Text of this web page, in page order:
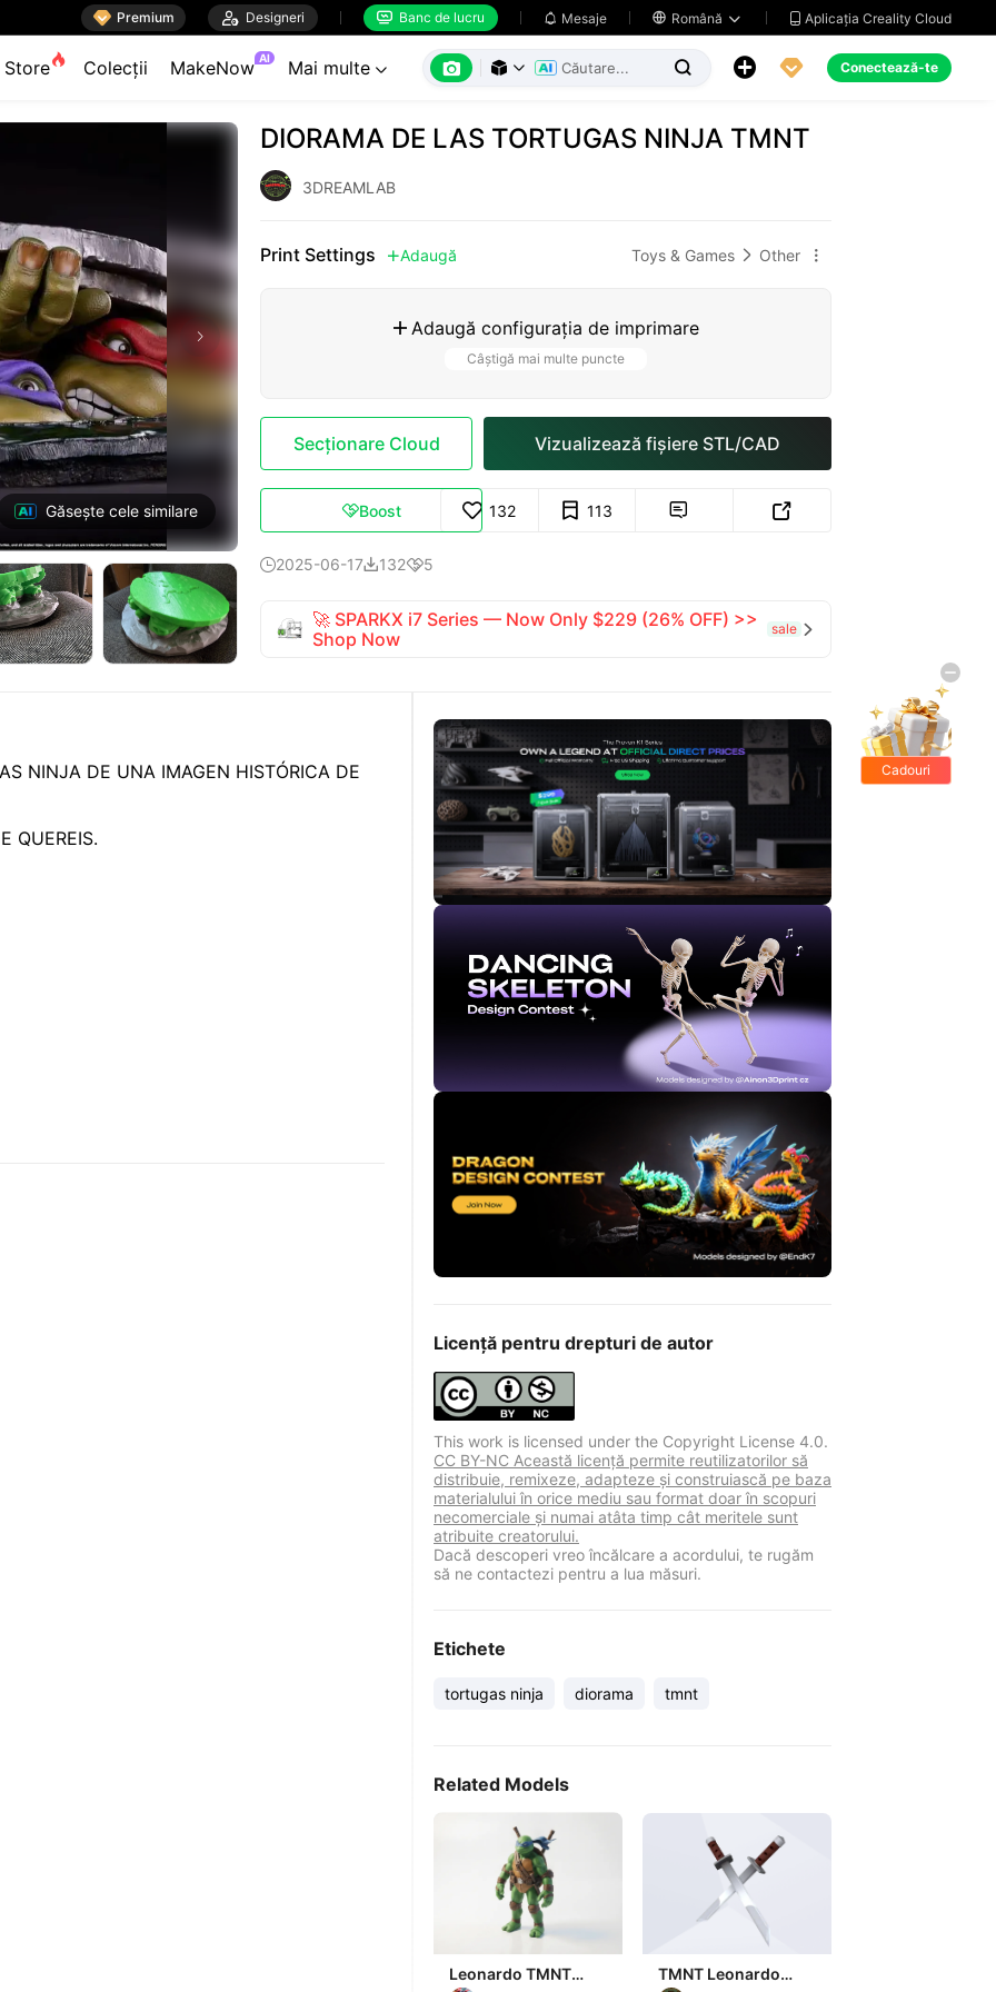
 Premium  Designeri  Banc de lucru  Mesaje  Română   Aplicația Creality Cloud
Store Colecții MakeNow AI Mai multe        Conectează-te
Găsește cele similare
DIORAMA DE LAS TORTUGAS NINJA TMNT
3DREAMLAB
Print Settings Adaugă Toys & Games  Other 
 Adaugă configurația de imprimare
Câștigă mai multe puncte
Secționare Cloud Vizualizează fișiere STL/CAD
Boost 132 113  
2025-06-171325
🚀 SPARKX i7 Series — Now Only $229 (26% OFF) >>
Shop Now
sale 
NINJA DE UNA IMAGEN HISTÓRICA DE
QUEREIS.
Licență pentru drepturi de autor
This work is licensed under the Copyright License 4.0.
CC BY-NC Această licență permite reutilizatorilor să
distribuie, remixeze, adapteze și construiască pe baza
materialului în orice mediu sau format doar în scopuri
necomerciale și numai atâta timp cât meritele sunt
atribuite creatorului.
Dacă descoperi vreo încălcare a acordului, te rugăm
să ne contactezi pentru a lua măsuri.
Etichete
tortugas ninja diorama tmnt
Related Models
Leonardo TMNT
TMNT Leonardo
Cadouri